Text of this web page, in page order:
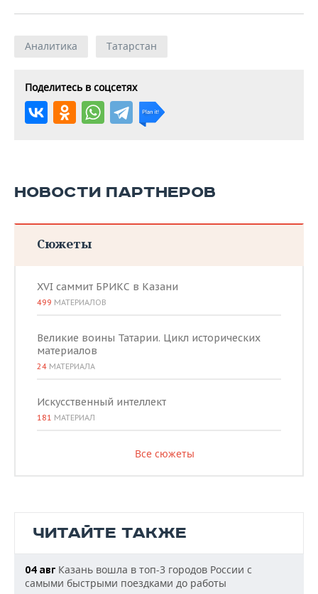
Аналитика Татарстан
Поделитесь в соцсетях
НОВОСТИ ПАРТНЕРОВ
Сюжеты
XVI саммит БРИКС в Казани
499 МАТЕРИАЛОВ
Великие воины Татарии. Цикл исторических
материалов
24 МАТЕРИАЛА
Искусственный интеллект
181 МАТЕРИАЛ
Все сюжеты
ЧИТАЙТЕ ТАКЖЕ
04 авг Казань вошла в топ-3 городов России с
самыми быстрыми поездками до работы